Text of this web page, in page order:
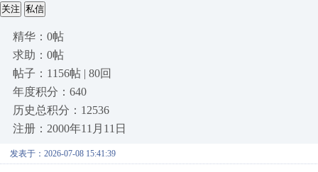
关注 私信
精华：0帖
求助：0帖
帖子：1156帖 | 80回
年度积分：640
历史总积分：12536
注册：2000年11月11日
发表于：2026-07-08 15:41:39